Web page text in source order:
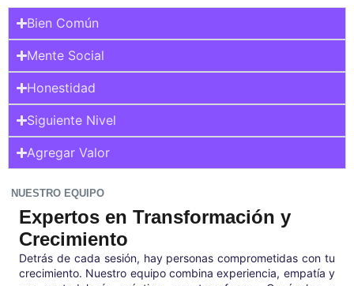
Bien Común
Mente Social
Honestidad
Siguiente Nivel
Agregar Valor
NUESTRO EQUIPO
Expertos en Transformación y
Crecimiento
Detrás de cada sesión, hay personas comprometidas con tu
crecimiento. Nuestro equipo combina experiencia, empatía y